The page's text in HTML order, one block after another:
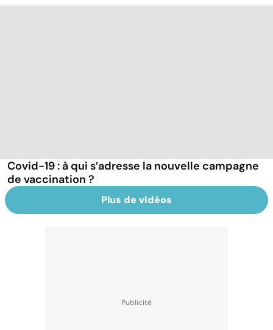
Covid-19 : à qui s’adresse la nouvelle campagne
de vaccination ?
Plus de vidéos